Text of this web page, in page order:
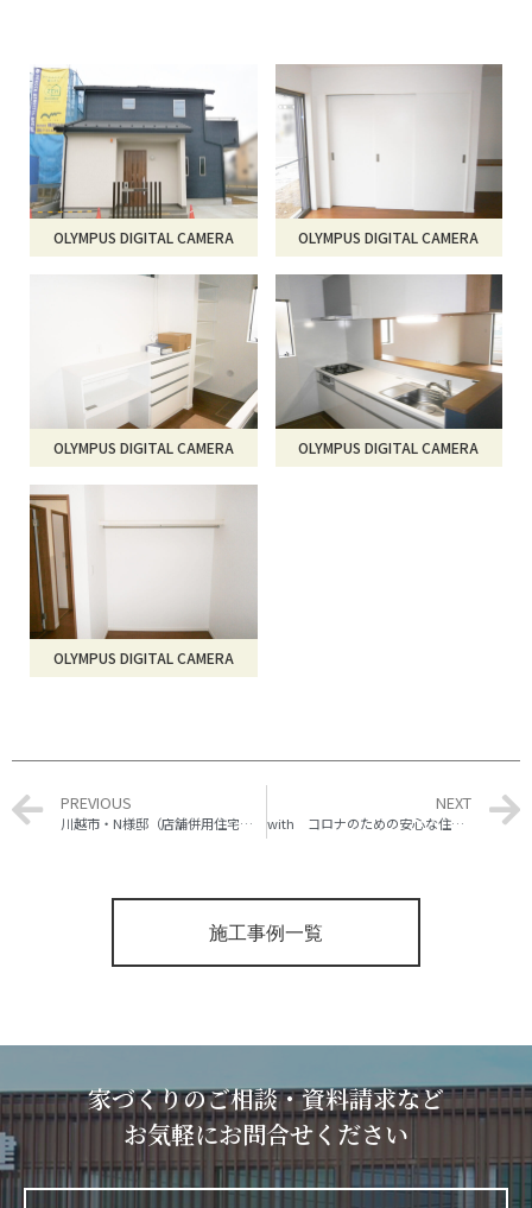
OLYMPUS DIGITAL CAMERA OLYMPUS DIGITAL CAMERA
OLYMPUS DIGITAL CAMERA OLYMPUS DIGITAL CAMERA
OLYMPUS DIGITAL CAMERA
PREVIOUS
川越市・N様邸（店舗併用住宅） 新築工事
NEXT
with コロナのための安心な住まいリフォームしませんか？
施工事例一覧
家づくりのご相談・資料請求など
お気軽にお問合せください